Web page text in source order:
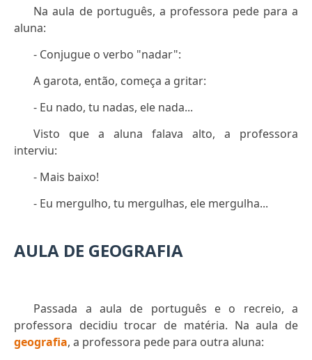
Na aula de português, a professora pede para a
aluna:
- Conjugue o verbo "nadar":
A garota, então, começa a gritar:
- Eu nado, tu nadas, ele nada...
Visto que a aluna falava alto, a professora
interviu:
- Mais baixo!
- Eu mergulho, tu mergulhas, ele mergulha...
AULA DE GEOGRAFIA
Passada a aula de português e o recreio, a
professora decidiu trocar de matéria. Na aula de
geografia, a professora pede para outra aluna: